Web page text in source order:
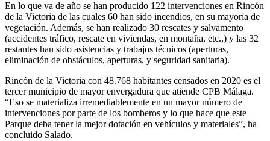
En lo que va de año se han producido 122 intervenciones en Rincón
de la Victoria de las cuales 60 han sido incendios, en su mayoría de
vegetación. Además, se han realizado 30 rescates y salvamento
(accidentes tráfico, rescate en viviendas, en montaña, etc.,) y las 32
restantes han sido asistencias y trabajos técnicos (aperturas,
eliminación de obstáculos, aperturas, y seguridad sanitaria).
Rincón de la Victoria con 48.768 habitantes censados en 2020 es el
tercer municipio de mayor envergadura que atiende CPB Málaga.
“Eso se materializa irremediablemente en un mayor número de
intervenciones por parte de los bomberos y lo que hace que este
Parque deba tener la mejor dotación en vehículos y materiales”, ha
concluido Salado.